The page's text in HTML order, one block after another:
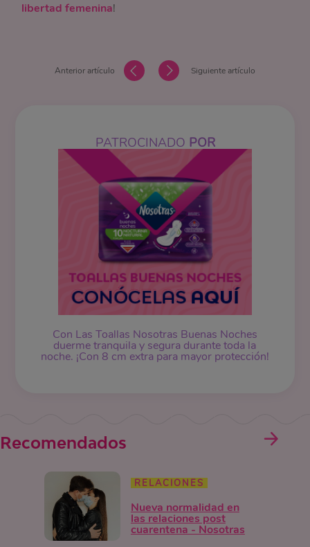
libertad femenina!
Anterior artículo Siguiente artículo
PATROCINADO POR
Con Las Toallas Nosotras Buenas Noches
duerme tranquila y segura durante toda la
noche. ¡Con 8 cm extra para mayor protección!
Recomendados
RELACIONES
Nueva normalidad en
las relaciones post
cuarentena - Nosotras